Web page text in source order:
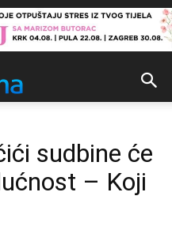
sudbine će
– Koji